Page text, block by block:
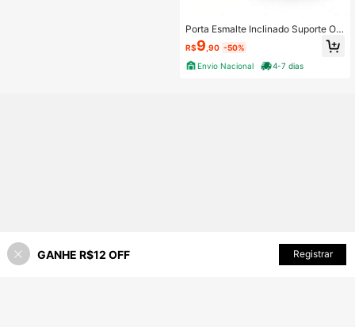
Porta Esmalte Inclinado Suporte Or
ganizador Prático Para Manicure P
edicure Profissional
R$9 ,90 -50%
Envio Nacional
4-7 dias
60% OFF! ADICIONAR AO CARRINHO
GANHE R$12 OFF Registrar